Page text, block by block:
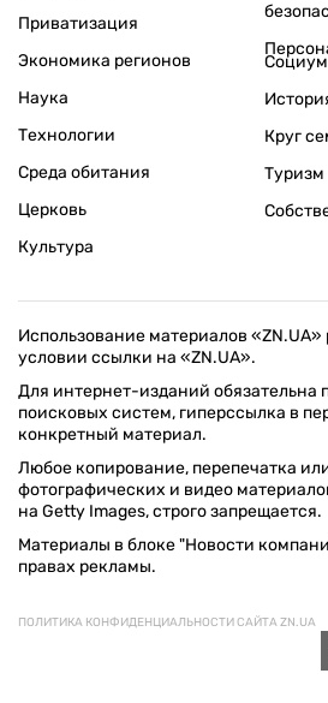
Приватизация
Экономика регионов
Наука
Технологии
Среда обитания
Церковь
Культура
Социум
Круг
Туризм
Использование материалов «ZN.UA»
условии ссылки на «ZN.UA».
Для интернет-изданий обязательна
поисковых систем, гиперссылка в
конкретный материал.
Любое копирование, перепечатка
фотографических и видео
на Getty Images, строго запрещается.
Материалы в блоке "Новости
правах рекламы.
ПОЛИТИКА КОНФИДЕНЦИАЛЬНОСТИ САЙТА ZN.UA
© 1994–2026 «ЗЕРКАЛО НЕДЕЛИ. УКРАИНА». ВСЕ